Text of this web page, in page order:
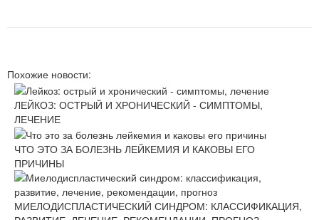
Похожие новости:
ЛЕЙКОЗ: ОСТРЫЙ И ХРОНИЧЕСКИЙ - СИМПТОМЫ,
ЛЕЧЕНИЕ
ЧТО ЭТО ЗА БОЛЕЗНЬ ЛЕЙКЕМИЯ И КАКОВЫ ЕГО
ПРИЧИНЫ
МИЕЛОДИСПЛАСТИЧЕСКИЙ СИНДРОМ: КЛАССИФИКАЦИЯ,